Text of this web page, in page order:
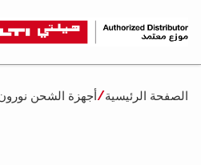
الصفحة الرئيسية أجهزة الشحن